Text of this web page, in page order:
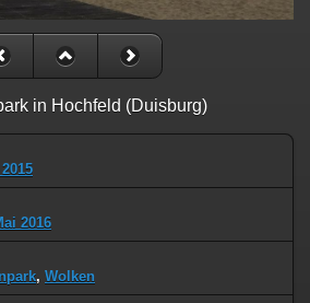
in Hochfeld (Duisburg)
2016
, Wolken